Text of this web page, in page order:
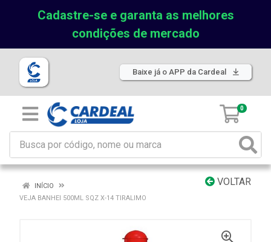
Cadastre-se e garanta as melhores
condições de mercado
Baixe já o APP da Cardeal
0
VOLTAR
INÍCIO
VEJA BANHEI 500ML SQZ X-14 TIRALIMO